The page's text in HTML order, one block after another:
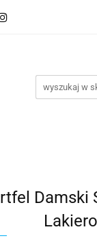
męskie
Damski